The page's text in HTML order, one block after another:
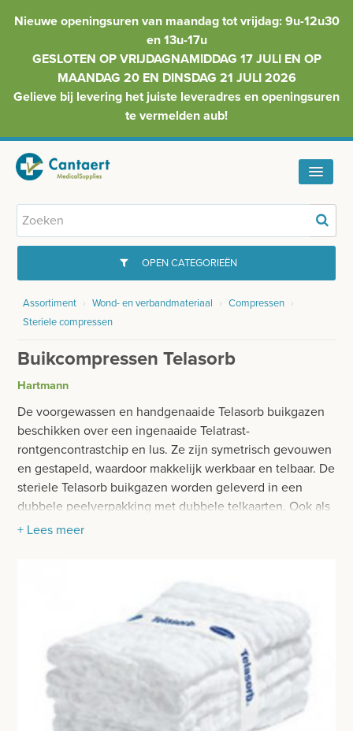
Nieuwe openingsuren van maandag tot vrijdag: 9u-12u30
en 13u-17u
GESLOTEN OP VRIJDAGNAMIDDAG 17 JULI EN OP
MAANDAG 20 EN DINSDAG 21 JULI 2026
Gelieve bij levering het juiste leveradres en openingsuren
te vermelden aub!
HOME
INFO
BESURGICAL - INSTRUMENTARIUM
OPERATIE SETS
CONTACT
registreer
login
Prijzen
WIJZIG NAAR EXCLUSIEF BTW
OPEN CATEGORIEËN
GYNAECOLOGIE
WOND- EN VERBANDMATERIAAL
WINDELS EN STEUNVERBANDEN
STERIELE COMPRESSEN
NIET STERIELE COMPRESSEN
MEDISCHE VERZORGINGSSETS
GIPSMATERIAAL
BRACES
BANDAGES VOOR DIEREN
Assortiment › Wond- en verbandmateriaal › Compressen ›
Steriele compressen
Buikcompressen Telasorb
Hartmann
De voorgewassen en handgenaaide Telasorb buikgazen
beschikken over een ingenaaide Telatrast-
rontgencontrastchip en lus. Ze zijn symetrisch gevouwen
en gestapeld, waardoor makkelijk werkbaar en telbaar. De
steriele Telasorb buikgazen worden geleverd in een
dubbele peelverpakking met dubbele telkaarten. Ook als
onsteriele variant verkrijgbaar. De maataanduidingen zijn
+ Lees meer